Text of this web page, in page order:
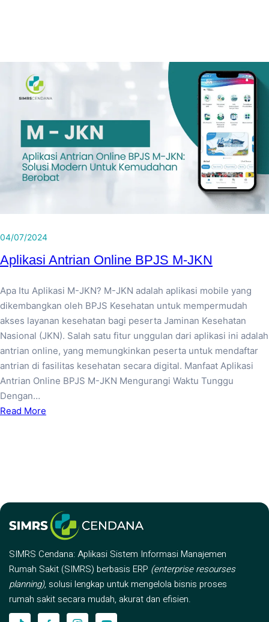
04/07/2024
Aplikasi Antrian Online BPJS M-JKN
Apa Itu Aplikasi M-JKN? M-JKN adalah aplikasi mobile yang
dikembangkan oleh BPJS Kesehatan untuk mempermudah
akses layanan kesehatan bagi peserta Jaminan Kesehatan
Nasional (JKN). Salah satu fitur unggulan dari aplikasi ini adalah
antrian online, yang memungkinkan peserta untuk mendaftar
antrian di fasilitas kesehatan secara digital. Manfaat Aplikasi
Antrian Online BPJS M-JKN Mengurangi Waktu Tunggu
Dengan…
Read More
SIMRS Cendana: Aplikasi Sistem Informasi Manajemen
Rumah Sakit (SIMRS) berbasis ERP (enterprise resourses
planning), solusi lengkap untuk mengelola bisnis proses
rumah sakit secara mudah, akurat dan efisien.